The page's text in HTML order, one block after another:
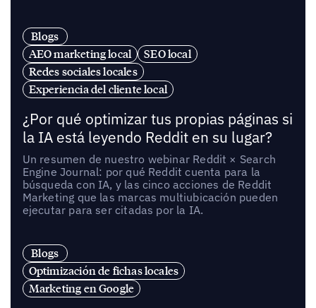
Blogs
AEO marketing local
SEO local
Redes sociales locales
Experiencia del cliente local
¿Por qué optimizar tus propias páginas si
la IA está leyendo Reddit en su lugar?
Un resumen de nuestro webinar Reddit × Search
Engine Journal: por qué Reddit cuenta para la
búsqueda con IA, y las cinco acciones de Reddit
Marketing que las marcas multiubicación pueden
ejecutar para ser citadas por la IA.
Blogs
Optimización de fichas locales
Marketing en Google